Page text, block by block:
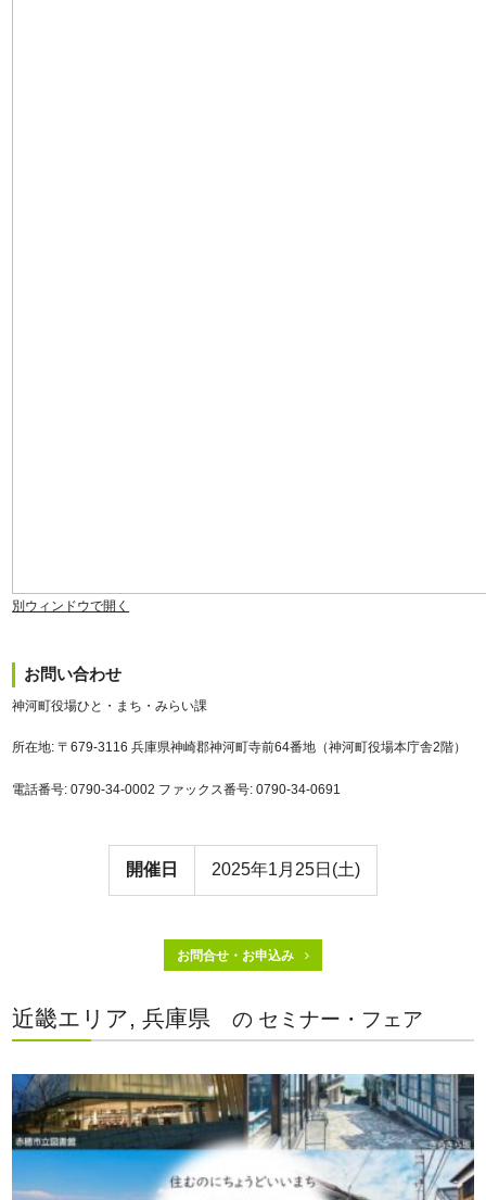
別ウィンドウで開く
お問い合わせ
神河町役場ひと・まち・みらい課
所在地: 〒679-3116 兵庫県神崎郡神河町寺前64番地（神河町役場本庁舎2階）
電話番号: 0790-34-0002 ファックス番号: 0790-34-0691
開催日 2025年1月25日(土)
お問合せ・お申込み
近畿エリア, 兵庫県 の セミナー・フェア